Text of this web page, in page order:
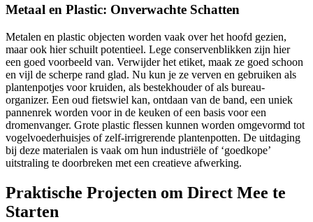
Metaal en Plastic: Onverwachte Schatten
Metalen en plastic objecten worden vaak over het hoofd gezien,
maar ook hier schuilt potentieel. Lege conservenblikken zijn hier
een goed voorbeeld van. Verwijder het etiket, maak ze goed schoon
en vijl de scherpe rand glad. Nu kun je ze verven en gebruiken als
plantenpotjes voor kruiden, als bestekhouder of als bureau-
organizer. Een oud fietswiel kan, ontdaan van de band, een uniek
pannenrek worden voor in de keuken of een basis voor een
dromenvanger. Grote plastic flessen kunnen worden omgevormd tot
vogelvoederhuisjes of zelf-irrigrerende plantenpotten. De uitdaging
bij deze materialen is vaak om hun industriële of ‘goedkope’
uitstraling te doorbreken met een creatieve afwerking.
Praktische Projecten om Direct Mee te
Starten